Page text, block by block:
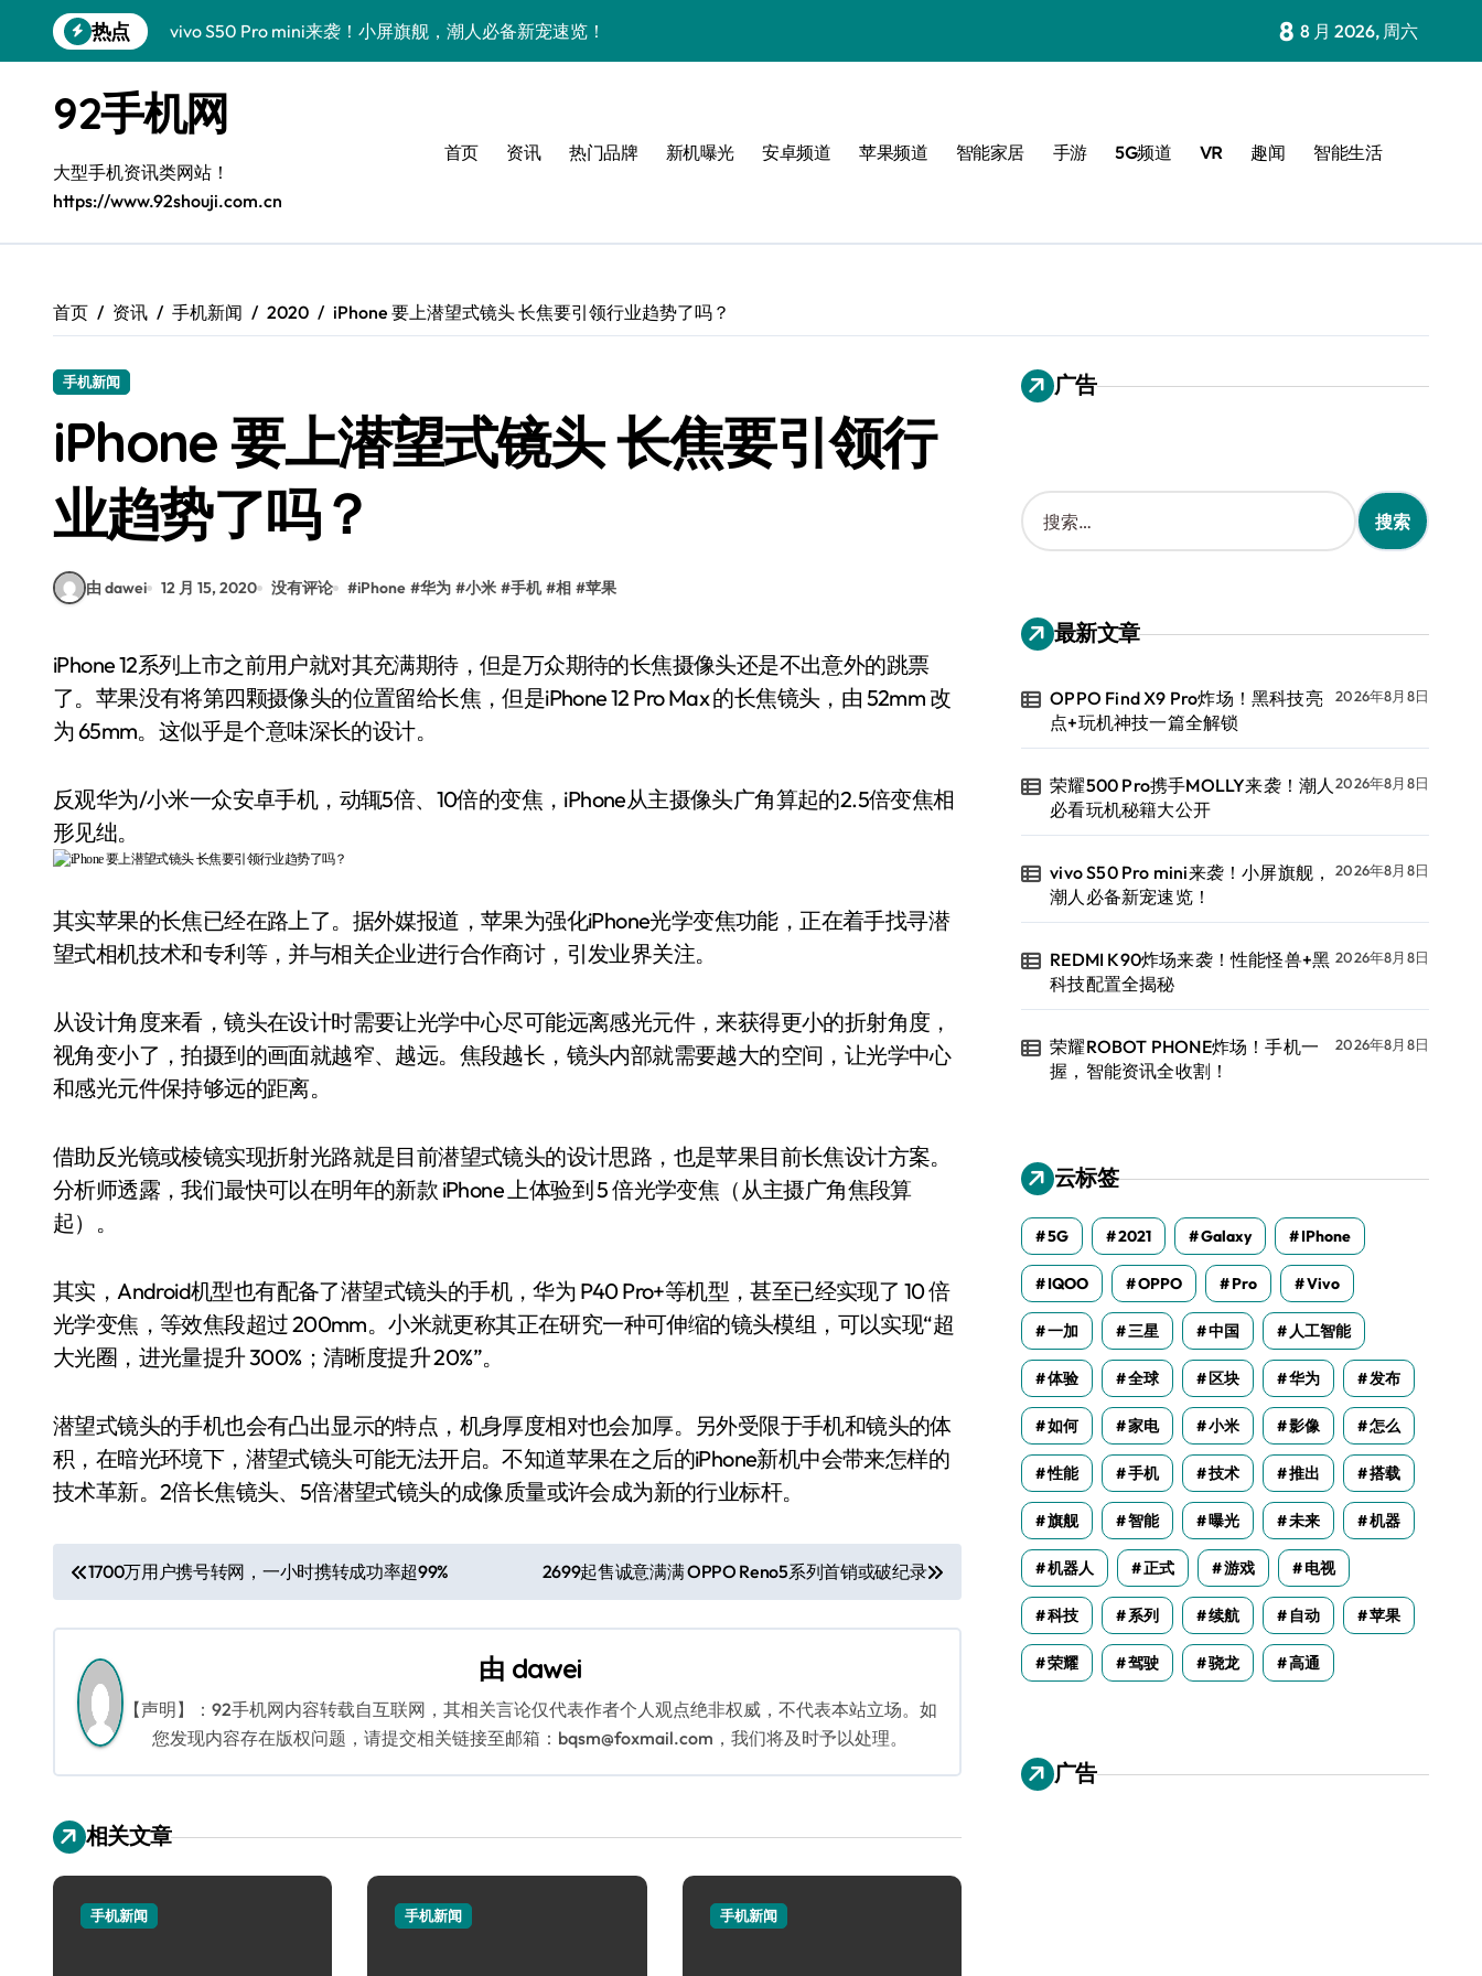
到
热点
vivo S50 Pro mini来袭！小屏旗舰，潮人必备新宠速览！
荣耀ROBOT PHONE炸场！手机一握，智能资讯全收割！
华为nova 15 Ultra新功能炸场，潮人速领最新优惠！
iPhone 17e炸场来袭！性能配置大升级，潮人速来围观！
三星Galaxy Z Fold7炸场！折叠屏黑科技一掌玩转未来！
三星Galaxy Z Fold7来袭！折叠屏新升级，潮人必备新神器！
8 8 月 2026, 周六
92手机网
大型手机资讯类网站！
https://www.92shouji.com.cn
首页 资讯 热门品牌 新机曝光 安卓频道 苹果频道 智能家居 手游 5G频道 VR 趣闻 智能生活
首页 资讯 手机新闻 2020 iPhone 要上潜望式镜头 长焦要引领行业趋势了吗？
手机新闻
iPhone 要上潜望式镜头 长焦要引领行
业趋势了吗？
由 dawei 12 月 15, 2020 没有评论 #iPhone #华为 #小米 #手机 #相 #苹果
iPhone 12系列上市之前用户就对其充满期待，但是万众期待的长焦摄像头还是不出意外的跳票
了。苹果没有将第四颗摄像头的位置留给长焦，但是iPhone 12 Pro Max 的长焦镜头，由 52mm 改
为 65mm。这似乎是个意味深长的设计。
反观华为/小米一众安卓手机，动辄5倍、10倍的变焦，iPhone从主摄像头广角算起的2.5倍变焦相
形见绌。
其实苹果的长焦已经在路上了。据外媒报道，苹果为强化iPhone光学变焦功能，正在着手找寻潜
望式相机技术和专利等，并与相关企业进行合作商讨，引发业界关注。
从设计角度来看，镜头在设计时需要让光学中心尽可能远离感光元件，来获得更小的折射角度，
视角变小了，拍摄到的画面就越窄、越远。焦段越长，镜头内部就需要越大的空间，让光学中心
和感光元件保持够远的距离。
借助反光镜或棱镜实现折射光路就是目前潜望式镜头的设计思路，也是苹果目前长焦设计方案。
分析师透露，我们最快可以在明年的新款 iPhone 上体验到 5 倍光学变焦（从主摄广角焦段算
起）。
其实，Android机型也有配备了潜望式镜头的手机，华为 P40 Pro+等机型，甚至已经实现了 10 倍
光学变焦，等效焦段超过 200mm。小米就更称其正在研究一种可伸缩的镜头模组，可以实现“超
大光圈，进光量提升 300%；清晰度提升 20%”。
潜望式镜头的手机也会有凸出显示的特点，机身厚度相对也会加厚。另外受限于手机和镜头的体
积，在暗光环境下，潜望式镜头可能无法开启。不知道苹果在之后的iPhone新机中会带来怎样的
技术革新。2倍长焦镜头、5倍潜望式镜头的成像质量或许会成为新的行业标杆。
文
章
导
航
1700万用户携号转网，一小时携转成功率超99% 2699起售诚意满满 OPPO Reno5系列首销或破纪录
由 dawei
【声明】：92手机网内容转载自互联网，其相关言论仅代表作者个人观点绝非权威，不代表本站立场。如
您发现内容存在版权问题，请提交相关链接至邮箱：bqsm@foxmail.com，我们将及时予以处理。
相关文章
手机新闻 手机新闻 手机新闻
广告
搜
索
：
最新文章
OPPO Find X9 Pro炸场！黑科技亮
点+玩机神技一篇全解锁
2026年8月8日
荣耀500 Pro携手MOLLY来袭！潮人
必看玩机秘籍大公开
2026年8月8日
vivo S50 Pro mini来袭！小屏旗舰，
潮人必备新宠速览！
2026年8月8日
REDMI K90炸场来袭！性能怪兽+黑
科技配置全揭秘
2026年8月8日
荣耀ROBOT PHONE炸场！手机一
握，智能资讯全收割！
2026年8月8日
云标签
5G 2021 Galaxy IPhone
IQOO OPPO Pro Vivo
一加 三星 中国 人工智能
体验 全球 区块 华为 发布
如何 家电 小米 影像 怎么
性能 手机 技术 推出 搭载
旗舰 智能 曝光 未来 机器
机器人 正式 游戏 电视
科技 系列 续航 自动 苹果
荣耀 驾驶 骁龙 高通
广告